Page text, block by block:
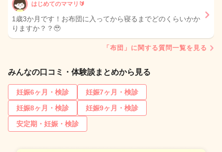
はじめてのママリ🔰
1歳3か月です！お布団に入ってから寝るまでどのくらいかか
りますか？？🥹
「布団」に関する質問一覧を見る
みんなの口コミ・体験談まとめから見る
妊娠6ヶ月・検診
妊娠7ヶ月・検診
妊娠8ヶ月・検診
妊娠9ヶ月・検診
安定期・妊娠・検診